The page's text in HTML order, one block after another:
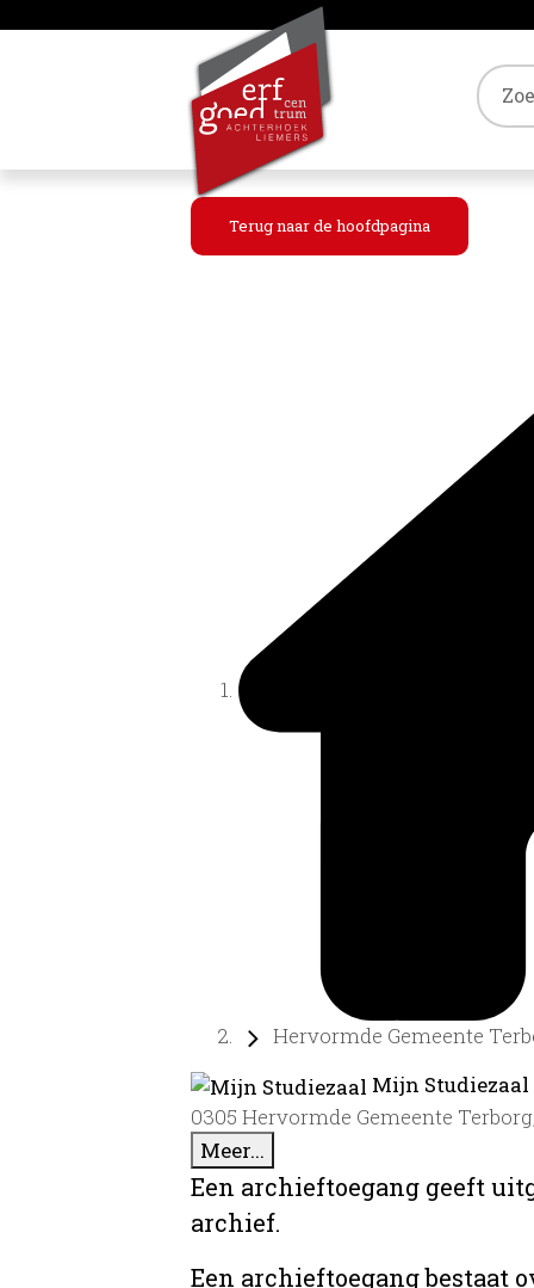
Terug naar de hoofdpagina
Hervormde Gemeente
Mijn
0305 Hervormde Gemeente Terborg,
Meer...
Een archieftoegang geeft
archief.
Een archieftoegang bestaat